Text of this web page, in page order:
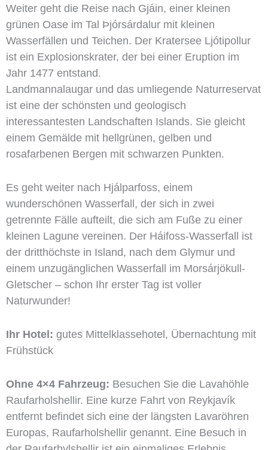
Weiter geht die Reise nach Gjáin, einer kleinen
grünen Oase im Tal Þjórsárdalur mit kleinen
Wasserfällen und Teichen. Der Kratersee Ljótipollur
ist ein Explosionskrater, der bei einer Eruption im
Jahr 1477 entstand.
Landmannalaugar und das umliegende Naturreservat
ist eine der schönsten und geologisch
interessantesten Landschaften Islands. Sie gleicht
einem Gemälde mit hellgrünen, gelben und
rosafarbenen Bergen mit schwarzen Punkten.
Es geht weiter nach Hjálparfoss, einem
wunderschönen Wasserfall, der sich in zwei
getrennte Fälle aufteilt, die sich am Fuße zu einer
kleinen Lagune vereinen. Der Háifoss-Wasserfall ist
der dritthöchste in Island, nach dem Glymur und
einem unzugänglichen Wasserfall im Morsárjökull-
Gletscher – schon Ihr erster Tag ist voller
Naturwunder!
Ihr Hotel: gutes Mittelklassehotel, Übernachtung mit
Frühstück
Ohne 4×4 Fahrzeug: Besuchen Sie die Lavahöhle
Raufarholshellir. Eine kurze Fahrt von Reykjavík
entfernt befindet sich eine der längsten Lavaröhren
Europas, Raufarholshellir genannt. Eine Besuch in